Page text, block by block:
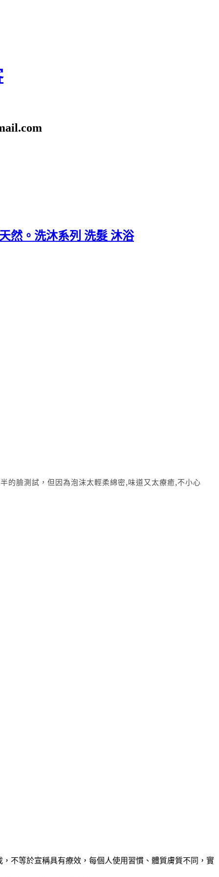
然。洗沐系列 洗髮 沐浴
的臉測試，但因為泡沫太輕柔綿密,味道又太療癒,不小心
不等於宣稱具有療效，每個人使用習慣、體質膚質不同，實